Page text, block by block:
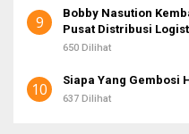
9
Bobby Nasution
Pusat Distribusi
650 Dilihat
10 Siapa Yang Gembosi
637 Dilihat